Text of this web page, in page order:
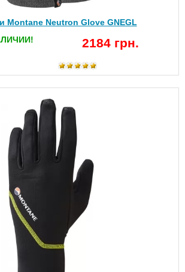
Montane Neutron Glove GNEGL
2184 грн.